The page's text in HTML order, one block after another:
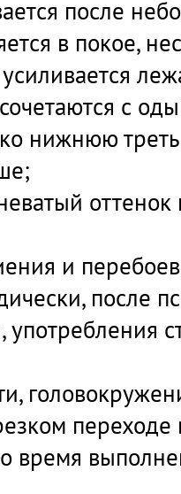
после
в покое,
с
нижнюю
оттенок
и
после
употребления
переходе
время